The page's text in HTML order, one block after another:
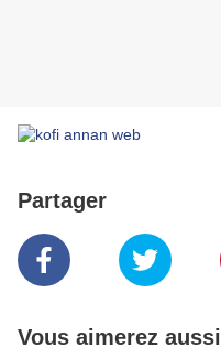
Partager
Vous aimerez aussi